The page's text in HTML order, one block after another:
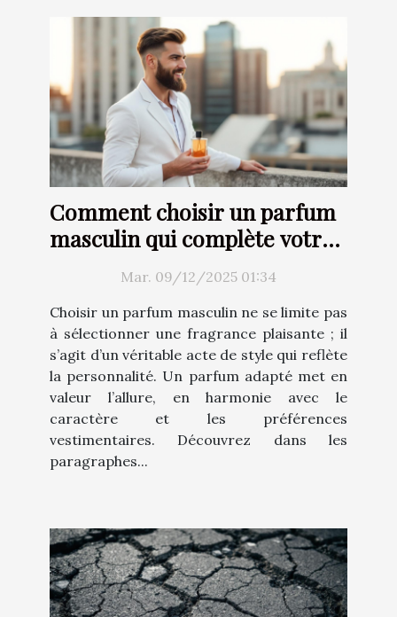
Comment choisir un parfum
masculin qui complète votre
Mar. 09/12/2025 01:34
Choisir un parfum masculin ne se limite pas
à sélectionner une fragrance plaisante ; il
s’agit d’un véritable acte de style qui reflète
la personnalité. Un parfum adapté met en
valeur l’allure, en harmonie avec le
caractère et les préférences
vestimentaires. Découvrez dans les
paragraphes...